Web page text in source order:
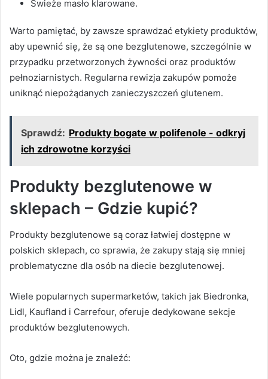
Świeże masło klarowane.
Warto pamiętać, by zawsze sprawdzać etykiety produktów,
aby upewnić się, że są one bezglutenowe, szczególnie w
przypadku przetworzonych żywności oraz produktów
pełnoziarnistych. Regularna rewizja zakupów pomoże
uniknąć niepożądanych zanieczyszczeń glutenem.
Sprawdź: Produkty bogate w polifenole - odkryj
ich zdrowotne korzyści
Produkty bezglutenowe w
sklepach – Gdzie kupić?
Produkty bezglutenowe są coraz łatwiej dostępne w
polskich sklepach, co sprawia, że zakupy stają się mniej
problematyczne dla osób na diecie bezglutenowej.
Wiele popularnych supermarketów, takich jak Biedronka,
Lidl, Kaufland i Carrefour, oferuje dedykowane sekcje
produktów bezglutenowych.
Oto, gdzie można je znaleźć: